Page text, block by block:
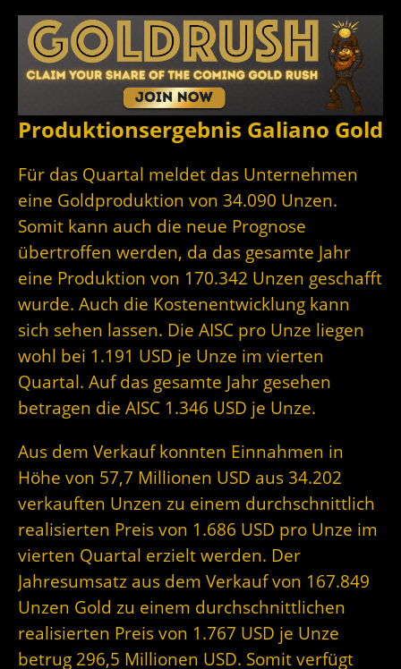
Produktionsergebnis Galiano Gold
Für das Quartal meldet das Unternehmen
eine Goldproduktion von 34.090 Unzen.
Somit kann auch die neue Prognose
übertroffen werden, da das gesamte Jahr
eine Produktion von 170.342 Unzen geschafft
wurde. Auch die Kostenentwicklung kann
sich sehen lassen. Die AISC pro Unze liegen
wohl bei 1.191 USD je Unze im vierten
Quartal. Auf das gesamte Jahr gesehen
betragen die AISC 1.346 USD je Unze.
Aus dem Verkauf konnten Einnahmen in
Höhe von 57,7 Millionen USD aus 34.202
verkauften Unzen zu einem durchschnittlich
realisierten Preis von 1.686 USD pro Unze im
vierten Quartal erzielt werden. Der
Jahresumsatz aus dem Verkauf von 167.849
Unzen Gold zu einem durchschnittlichen
realisierten Preis von 1.767 USD je Unze
betrug 296,5 Millionen USD. Somit verfügt